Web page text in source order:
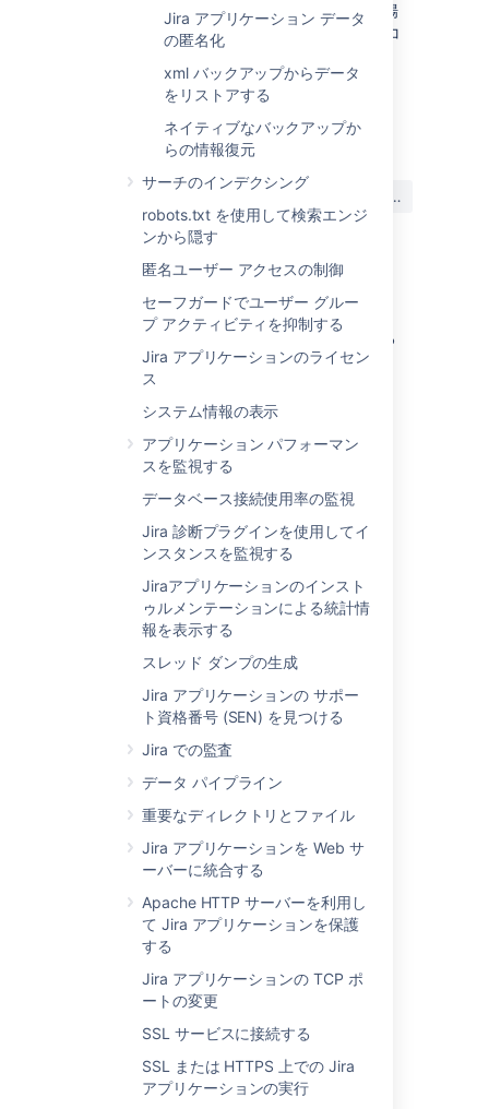
Jira アプリケーション データ
の匿名化
xml バックアップからデータ
をリストアする
ネイティブなバックアップか
らの情報復元
サーチのインデクシング
robots.txt を使用して検索エンジ
ンから隠す
匿名ユーザー アクセスの制御
セーフガードでユーザー グルー
プ アクティビティを抑制する
Jira アプリケーションのライセン
ス
システム情報の表示
アプリケーション パフォーマン
スを監視する
データベース接続使用率の監視
Jira 診断プラグインを使用してイ
ンスタンスを監視する
Jiraアプリケーションのインスト
ゥルメンテーションによる統計情
報を表示する
スレッド ダンプの生成
Jira アプリケーションの サポー
ト資格番号 (SEN) を見つける
Jira での監査
データ パイプライン
重要なディレクトリとファイル
Jira アプリケーションを Web サ
ーバーに統合する
Apache HTTP サーバーを利用し
て Jira アプリケーションを保護
する
Jira アプリケーションの TCP ポ
ートの変更
SSL サービスに接続する
SSL または HTTPS 上での Jira
アプリケーションの実行
ネイティブ バックアップを実行済みの場
合、手動で/data を新しいサーバーに
コ
する必要もあります。
最終更新日 2020 年 9 月 3 日
この内容はお役に立ちました
いいえ
このセクションの項目
バックアップからプロジェクトをリストアする
Jira アプリケーション データの匿名化
xml バックアップからデータをリストアする
ネイティブなバックアップからの情報復元
関連コンテンツ
Restoring a project from backup
Restoring data from an xml backup
Exporting issues from Cloud to Server
Backing up the database
Backing up data
Configuring automatic database backups
Migrating from Jira Cloud to Server
applications
Migrating Jira applications to another server
Splitting Jira applications
Powered byConfluence and Scroll Viewport.